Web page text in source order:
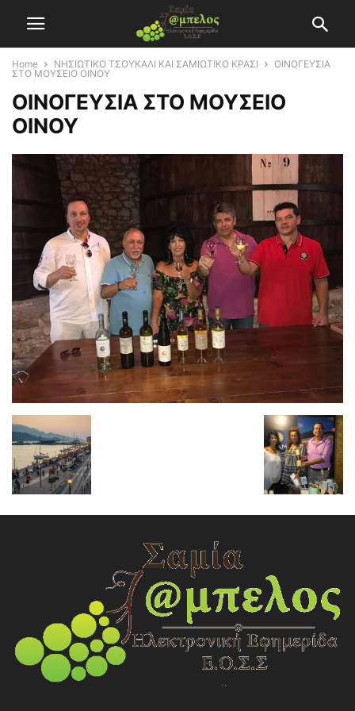
Home ΝΗΣΙΩΤΙΚΟ ΤΣΟΥΚΑΛΙ ΚΑΙ ΣΑΜΙΩΤΙΚΟ ΚΡΑΣΙ
OINOΓΕΥΣΙΑ
ΣΤΟ ΜΟΥΣΕΙΟ ΟΙΝΟΥ
OINOΓΕΥΣΙΑ ΣΤΟ ΜΟΥΣΕΙΟ
ΟΙΝΟΥ